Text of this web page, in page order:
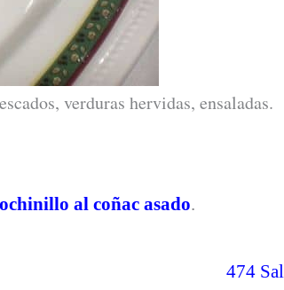
verduras hervidas, ensaladas.
al coñac asado.
474